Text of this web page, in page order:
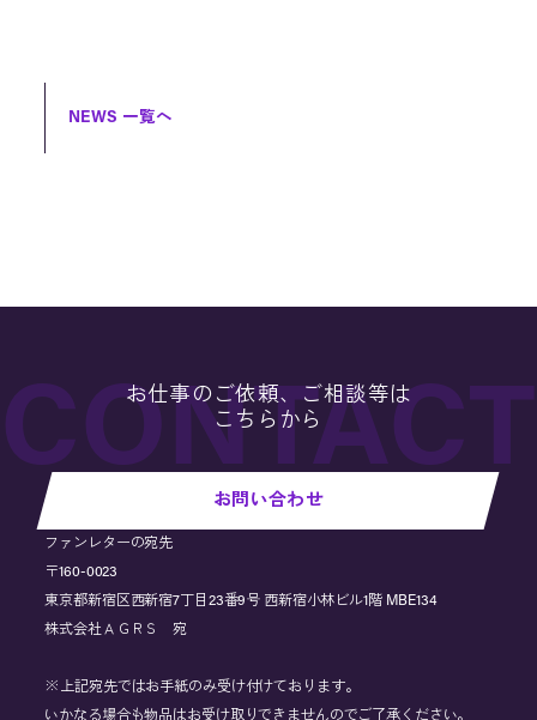
NEWS 一覧へ
お仕事のご依頼、ご相談等は
こちらから
お問い合わせ
ファンレターの宛先
〒160-0023
東京都新宿区西新宿7丁目23番9号 西新宿小林ビル1階 MBE134
株式会社ＡＧＲＳ 宛
※上記宛先ではお手紙のみ受け付けております。
いかなる場合も物品はお受け取りできませんのでご了承ください。